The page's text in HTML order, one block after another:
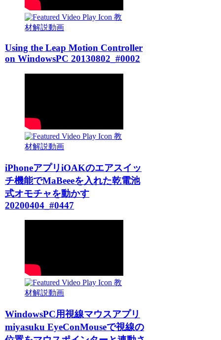
教
材解説動画
Using the Leap Motion Controller
on WindowsPC 20130802_#0002
教
材解説動画
iPhoneアプリiOAKのエアスイッ
チ機能でMaBeeeを入れた乾電池
式オモチャを動かす
20200404_#0447
教
材解説動画
WindowsPC用視線マウスアプリ
miyasuku EyeConMouseで視線の